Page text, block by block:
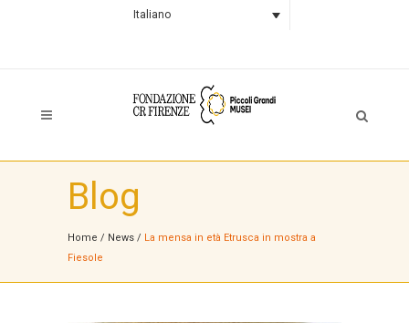
Italiano
Blog
Home / News / La mensa in età Etrusca in mostra a
Fiesole